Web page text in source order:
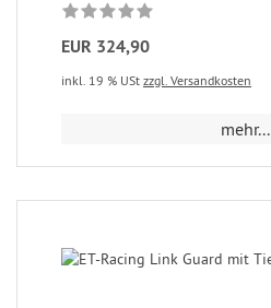
EUR 324,90
inkl. 19 % USt zzgl. Versandkosten
mehr...